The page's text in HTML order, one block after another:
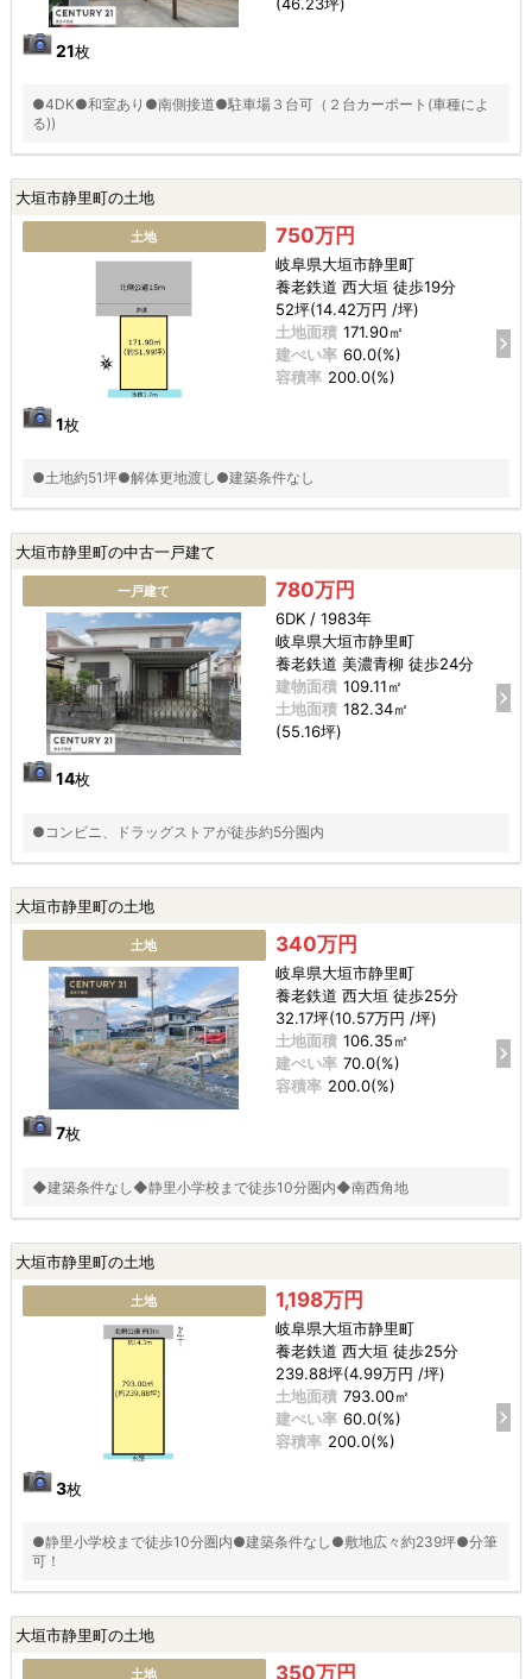
21枚
●4DK●和室あり●南側接道●駐車場３台可（２台カーポート(車種によ
る))
大垣市静里町の土地
土地
1枚
750万円
岐阜県大垣市静里町
養老鉄道 西大垣 徒歩19分
52坪(14.42万円 /坪)
土地面積 171.90㎡
建ぺい率 60.0(%)
容積率 200.0(%)
●土地約51坪●解体更地渡し●建築条件なし
大垣市静里町の中古一戸建て
一戸建て
14枚
780万円
6DK / 1983年
岐阜県大垣市静里町
養老鉄道 美濃青柳 徒歩24分
建物面積 109.11㎡
土地面積 182.34㎡
(55.16坪)
●コンビニ、ドラッグストアが徒歩約5分圏内
大垣市静里町の土地
土地
7枚
340万円
岐阜県大垣市静里町
養老鉄道 西大垣 徒歩25分
32.17坪(10.57万円 /坪)
土地面積 106.35㎡
建ぺい率 70.0(%)
容積率 200.0(%)
◆建築条件なし◆静里小学校まで徒歩10分圏内◆南西角地
大垣市静里町の土地
土地
3枚
1,198万円
岐阜県大垣市静里町
養老鉄道 西大垣 徒歩25分
239.88坪(4.99万円 /坪)
土地面積 793.00㎡
建ぺい率 60.0(%)
容積率 200.0(%)
●静里小学校まで徒歩10分圏内●建築条件なし●敷地広々約239坪●分筆
可！
大垣市静里町の土地
土地 350万円